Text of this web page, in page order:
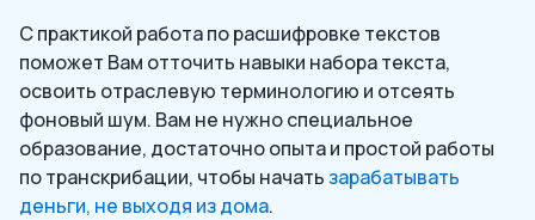
С практикой работа по расшифровке текстов
поможет Вам отточить навыки набора текста,
освоить отраслевую терминологию и отсеять
фоновый шум. Вам не нужно специальное
образование, достаточно опыта и простой работы
по транскрибации, чтобы начатьзарабатывать
деньги, не выходя из дома.